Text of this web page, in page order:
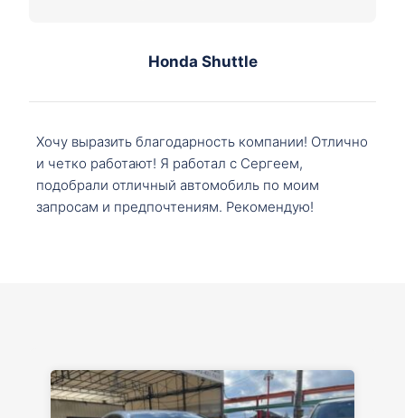
Honda Shuttle
Хочу выразить благодарность компании! Отлично
и четко работают! Я работал с Сергеем,
подобрали отличный автомобиль по моим
запросам и предпочтениям. Рекомендую!